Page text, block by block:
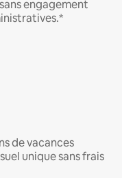
engagement
de vacances
unique sans frais